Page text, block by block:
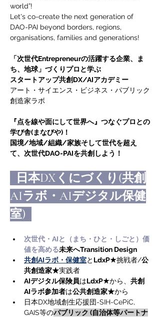
world”!
Let's co-create the next generation of
DAO-PAI beyond borders, regions,
organisations, families and generations!
「次世代Entrepreneurの活躍する企業、ま
ち、地球」づくりプロと学ぶ
スタートアップ共創DX/AIアカデミー
アート・サイエンス・ビジネス・パブリック
創造家ラボ
『点を線や面にして世界へ』つなぐプロとの
学び舎(まなびや)！
国境/地域/組織/家族そして世代を超え
て、次世代DAO-PAIを共創しよう！
AIラボ・AIデジタル保健
室)
次世代・AIと（まち・ひと・しごと）価
値を高める未来へTransition Design
共創AIラボ・保健室と LdxP★挑戦者/公
共創造家★実践者
AIデジタル保険員はLdxP★から、 共創
AIラボ参加者は公共創造家★から
日本DX地域創生応援団-SIH-CePiC,
GAIS等のパブリック (自治体等パートナ